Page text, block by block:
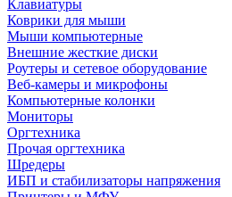
Клавиатуры
Коврики для мыши
Мыши компьютерные
Внешние жесткие диски
Роутеры и сетевое оборудование
Веб-камеры и микрофоны
Компьютерные колонки
Мониторы
Оргтехника
Прочая оргтехника
Шредеры
ИБП и стабилизаторы напряжения